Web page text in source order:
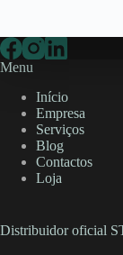
Menu
Início
Empresa
Serviços
Blog
Contactos
Loja
Distribuidor oficial